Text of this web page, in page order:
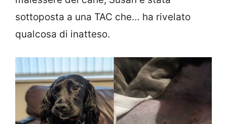
sottoposta a una TAC che… ha rivelato
qualcosa di inatteso.